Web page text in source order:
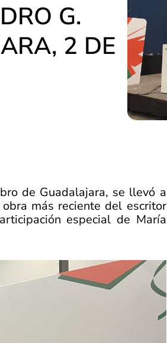
G.
2 DE
de Guadalajara, se llevó a
más reciente del escritor
especial de María